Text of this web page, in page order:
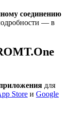
соединению
— в
для
Store и Google